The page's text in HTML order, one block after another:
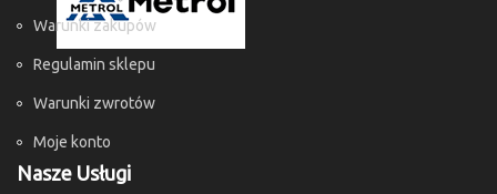
Warunki zakupów
Regulamin sklepu
Warunki zwrotów
Moje konto
Nasze Usługi